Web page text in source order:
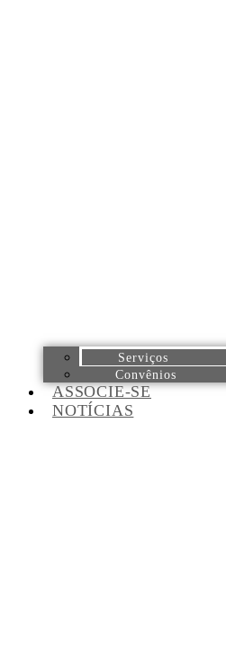
Serviços
Convênios
ASSOCIE-SE
NOTÍCIAS